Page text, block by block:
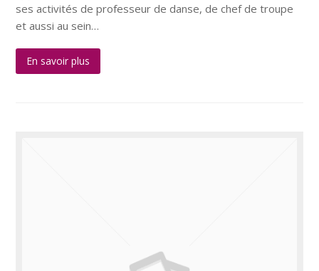
ses activités de professeur de danse, de chef de troupe
et aussi au sein…
En savoir plus